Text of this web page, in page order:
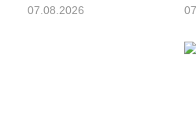
07.08.2026